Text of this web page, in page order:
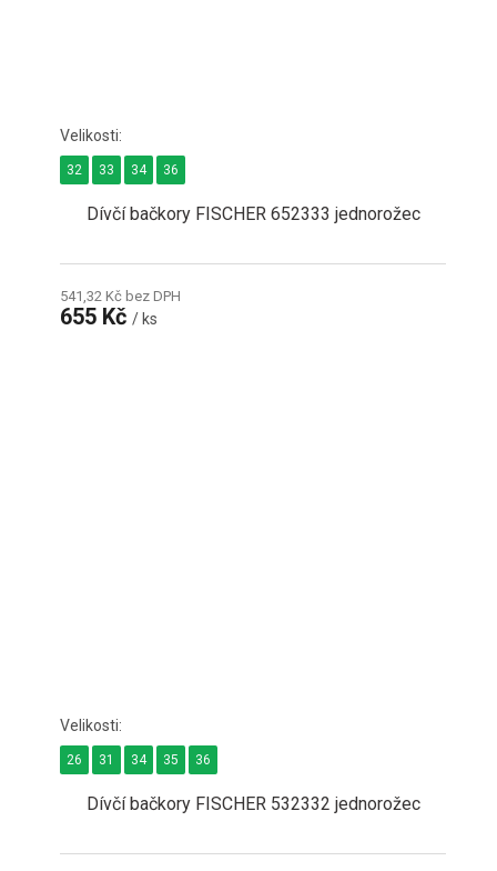
Dívčí bačkory FISCHER 652333 jednorožec
541,32 Kč bez DPH
655 Kč/ ks
32 33 34 36
Dívčí bačkory FISCHER 532332 jednorožec
26 31 34 35 36